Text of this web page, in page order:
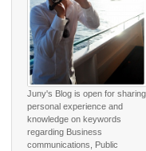
Juny's Blog is open for sharing
personal experience and
knowledge on keywords
regarding Business
communications, Public